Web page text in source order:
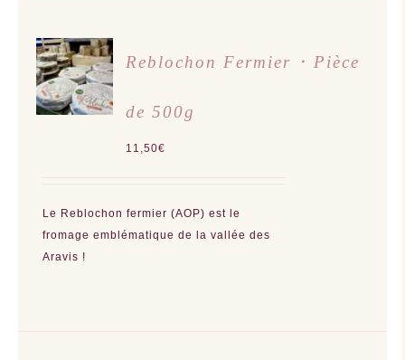
AJOUTER
AU
PANIER
/
DÉTAILS
Reblochon Fermier ･ Pièce
de 500g
11,50€
Le Reblochon fermier (AOP) est le
fromage emblématique de la vallée des
Aravis !